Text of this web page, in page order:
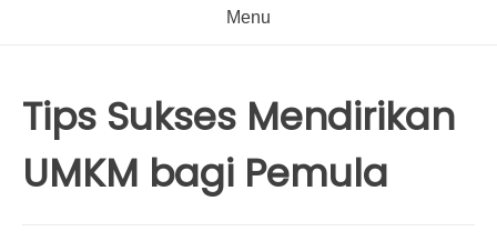
Menu
Tips Sukses Mendirikan
UMKM bagi Pemula